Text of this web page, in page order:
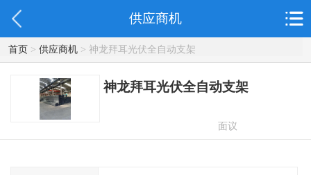
供应商机
首页> 供应商机> 神龙拜耳光伏全自动支架
神龙拜耳光伏全自动支架
面议